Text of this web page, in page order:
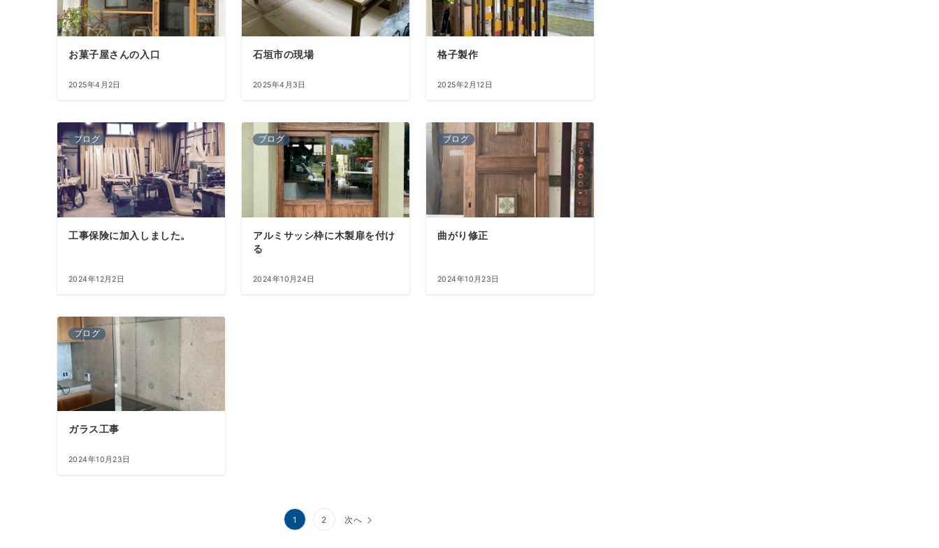
お菓子屋さんの入口
2025年4月2日
石垣市の現場
2025年4月3日
格子製作
2025年2月12日
ブログ
工事保険に加入しました。
2024年12月2日
ブログ
アルミサッシ枠に木製扉を付け
る
2024年10月24日
ブログ
曲がり修正
2024年10月23日
ブログ
ガラス工事
2024年10月23日
1 2 次へ